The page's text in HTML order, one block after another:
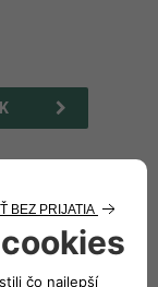
JEEP®